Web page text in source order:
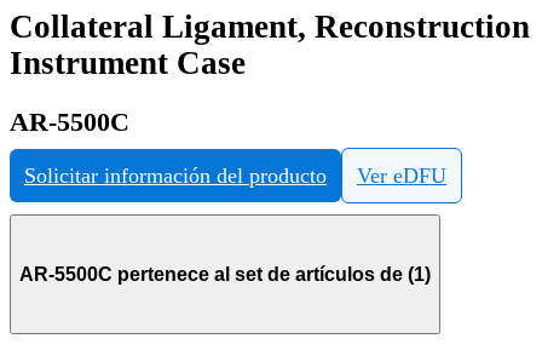
Collateral Ligament, Reconstruction
Instrument Case
AR-5500C
Solicitar información del producto Ver eDFU
AR-5500C pertenece al set de artículos de (1)